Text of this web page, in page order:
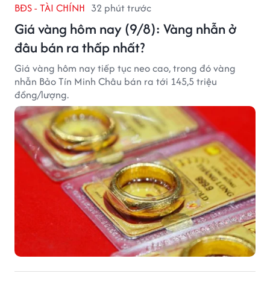
BĐS - TÀI CHÍNH 32 phút trước
Giá vàng hôm nay (9/8): Vàng nhẫn ở
đâu bán ra thấp nhất?
Giá vàng hôm nay tiếp tục neo cao, trong đó vàng
nhẫn Bảo Tín Minh Châu bán ra tới 145,5 triệu
đồng/lượng.